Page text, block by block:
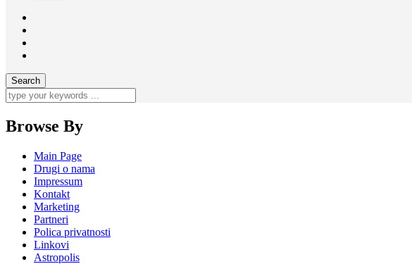
Browse By
Main Page
Drugi o nama
Impressum
Kontakt
Marketing
Partneri
Polica privatnosti
Linkovi
Astropolis